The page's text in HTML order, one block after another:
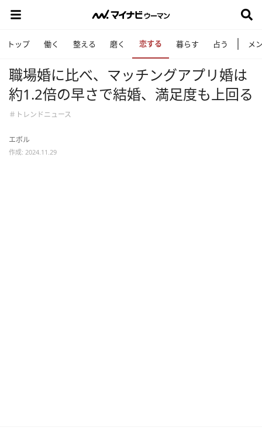
トップ 働く 整える 磨く 恋する 暮らす 占う メ
職場婚に比べ、マッチングアプリ婚は
約1.2倍の早さで結婚、満足度も上回る
＃トレンドニュース
エボル
作成: 2024.11.29